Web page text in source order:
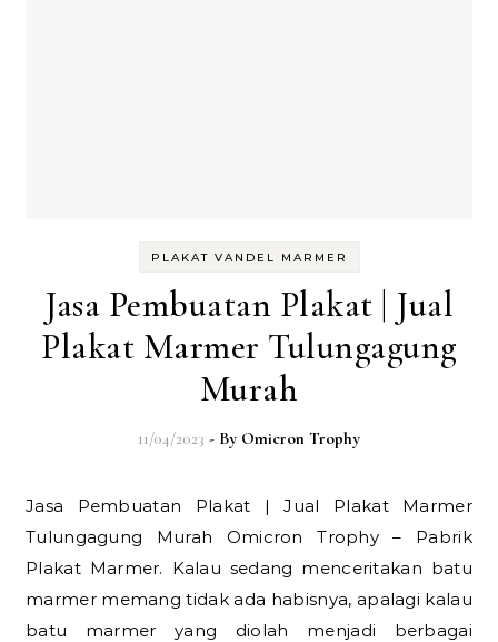
PLAKAT VANDEL MARMER
Jasa Pembuatan Plakat | Jual
Plakat Marmer Tulungagung
Murah
11/04/2023 - By Omicron Trophy
Jasa Pembuatan Plakat | Jual Plakat Marmer
Tulungagung Murah Omicron Trophy – Pabrik
Plakat Marmer. Kalau sedang menceritakan batu
marmer memang tidak ada habisnya, apalagi kalau
batu marmer yang diolah menjadi berbagai